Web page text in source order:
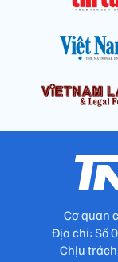
Cơ quan
Địa chỉ: Số
Chịu